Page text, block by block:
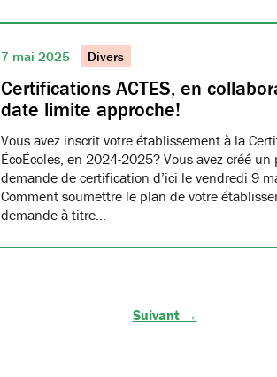
7 mai 2025 Divers
Certifications ACTES, en
date limite approche!
Vous avez inscrit votre établissement à la
ÉcoÉcoles, en 2024-2025? Vous avez créé
demande de certification d’ici le vendredi 9
Comment soumettre le plan de votre
demande à titre…
Suivant →